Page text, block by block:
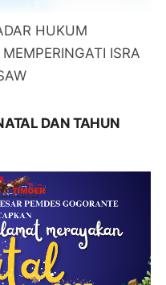
HUKUM
ISRA
DAN TAHUN